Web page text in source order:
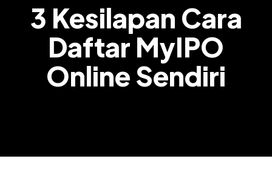
3 Kesilapan Cara
Daftar MyIPO
Online Sendiri